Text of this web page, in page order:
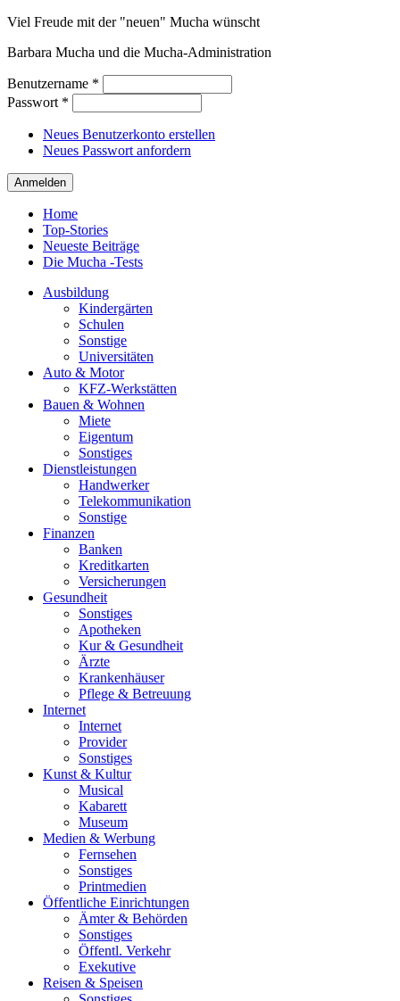
Viel Freude mit der "neuen" Mucha wünscht
Barbara Mucha und die Mucha-Administration
Benutzername *
Passwort *
Neues Benutzerkonto erstellen
Neues Passwort anfordern
Home
Top-Stories
Neueste Beiträge
Die Mucha -Tests
Ausbildung
Kindergärten
Schulen
Sonstige
Universitäten
Auto & Motor
KFZ-Werkstätten
Bauen & Wohnen
Miete
Eigentum
Sonstiges
Dienstleistungen
Handwerker
Telekommunikation
Sonstige
Finanzen
Banken
Kreditkarten
Versicherungen
Gesundheit
Sonstiges
Apotheken
Kur & Gesundheit
Ärzte
Krankenhäuser
Pflege & Betreuung
Internet
Internet
Provider
Sonstiges
Kunst & Kultur
Musical
Kabarett
Museum
Medien & Werbung
Fernsehen
Sonstiges
Printmedien
Öffentliche Einrichtungen
Ämter & Behörden
Sonstiges
Öffentl. Verkehr
Exekutive
Reisen & Speisen